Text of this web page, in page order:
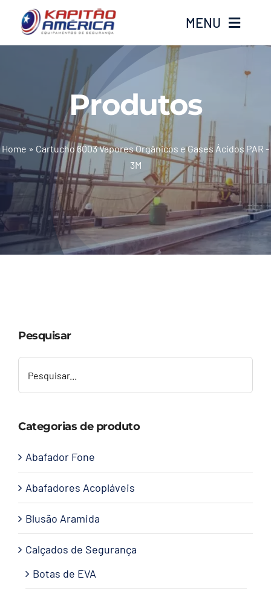
o
MENU
Produtos
Calçados
Luvas
Altura
Óculos
Contato
Produtos
Home » Cartucho 6003 Vapores Orgânicos e Gases Ácidos PAR -
3M
Pesquisar
Categorias de produto
Abafador Fone
Abafadores Acopláveis
Blusão Aramida
Calçados de Segurança
Botas de EVA